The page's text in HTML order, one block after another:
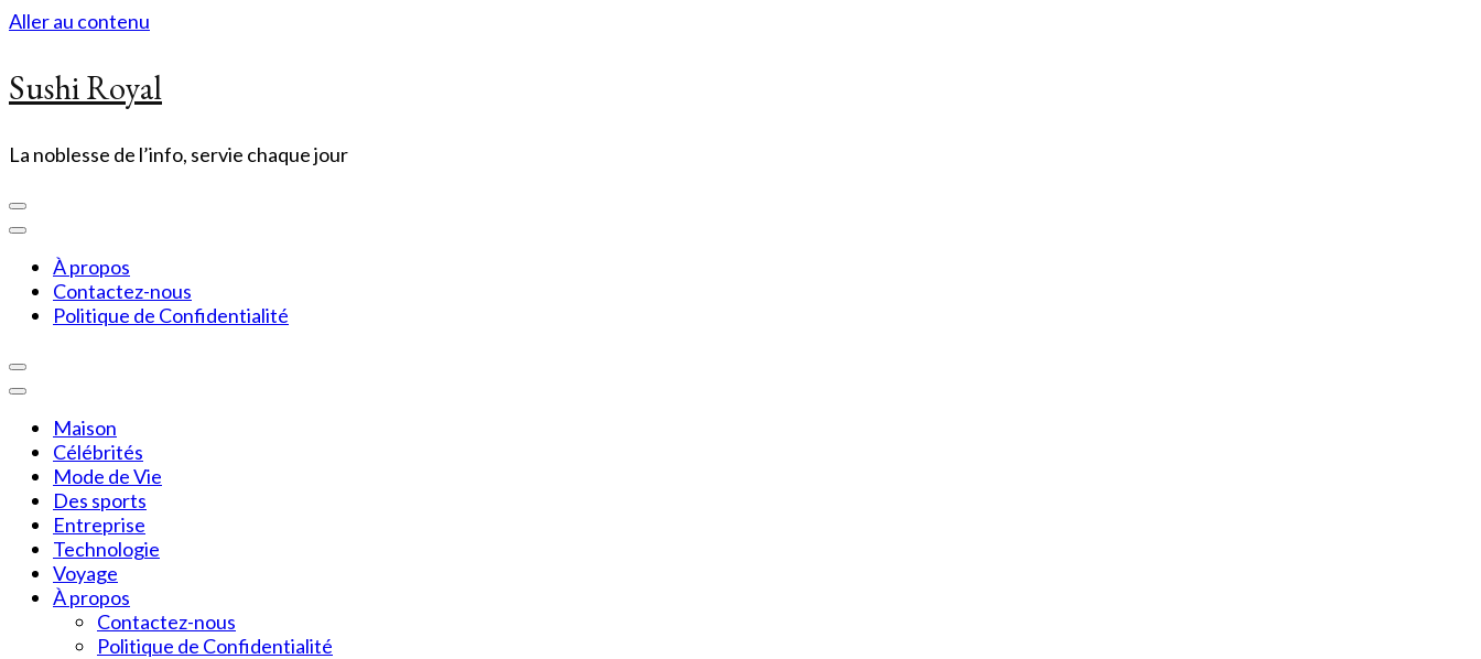
Aller au contenu
Sushi Royal
La noblesse de l’info, servie chaque jour
À propos
Contactez-nous
Politique de Confidentialité
Maison
Célébrités
Mode de Vie
Des sports
Entreprise
Technologie
Voyage
À propos
Contactez-nous
Politique de Confidentialité